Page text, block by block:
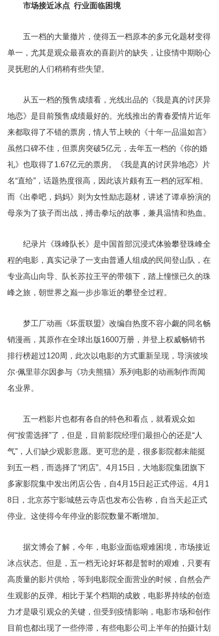
市场接近冰点 行业面临困境
五一档的大量撤片，使得五一档原本的多元化题材变得
单一，尤其是观众最喜欢的喜剧片的缺失，让疫情中期盼心
灵抚慰的人们稍稍有些失望。
从五一档的预售成绩看，光线出品的《我是真的讨厌异
地恋》是目前预售成绩最好的。光线推出的青春爱情片近年
来都取得了不错的票房，情人节上映的《十年一品温如言》
虽然口碑不佳，但票房突破5亿元，去年五一档的《你的婚
礼》也取得了1.67亿元的票房。《我是真的讨厌异地恋》片
名“直给”，话题热度很高，因此该片颇有五一档的冠军相。
而《出拳吧，妈妈》则为女性励志题材，讲述了谭卓扮演的
母亲为了孩子而出战，搏击拳坛的故事，兼具温情和热血。
纪录片《珠峰队长》是中国首部沉浸式体验攀登珠峰全
程的电影，真实记录了一支由普通人组成的民间登山队，在
专业高山向导、队长苏拉王平的带领下，踏上憧憬已久的珠
峰之旅，朝世界之巅一步步靠近的攀登全过程。
梦工厂动画《坏蛋联盟》改编自热度不容小觑的同名畅
销漫画，其原作在全球出版1600万册，并登上权威畅销书
排行榜超过120周，此次以电影的方式重新呈现，导演彼埃
尔·佩里菲尔因参与《功夫熊猫》系列电影的动画制作而闻
名业界。
五一档影片也都有各自的特色和看点，就看观众如
何“按需选择”了，但是，目前影院经理们最担心的还是“人
气”，人们缺少观影意愿。更可悲的是，很多影院都未能挺
到五一档，而选择了“闭店”。4月15日，大地影院集团旗下
多家影院集中发出闭店公告，自4月15日起正式停运。4月1
8日，北京苏宁影城慈云寺店也发布公告称，自当天起正式
停业。这使得今年停业的影院数量不断增加。
据文博会了解，今年，电影业面临艰难困境，市场接近
冰点状态。但是，五一档无论好坏都是暂时的艰难，只要有
高质量的影片供给，等到电影院全面营业的时候，自然会产
生观影的反弹。相比于某个档期的成败，电影界持续的创造
力才是吸引观众的关键，但受到疫情影响，电影市场和创作
目前也都出现了一些停滞，有些电影公司上半年的拍摄计划